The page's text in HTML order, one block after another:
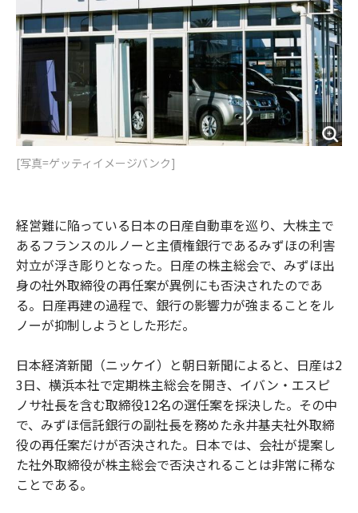
[写真=ゲッティイメージバンク]
経営難に陥っている日本の日産自動車を巡り、大株主で
あるフランスのルノーと主債権銀行であるみずほの利害
対立が浮き彫りとなった。日産の株主総会で、みずほ出
身の社外取締役の再任案が異例にも否決されたのであ
る。日産再建の過程で、銀行の影響力が強まることをル
ノーが抑制しようとした形だ。
日本経済新聞（ニッケイ）と朝日新聞によると、日産は2
3日、横浜本社で定期株主総会を開き、イバン・エスピ
ノサ社長を含む取締役12名の選任案を採決した。その中
で、みずほ信託銀行の副社長を務めた永井基夫社外取締
役の再任案だけが否決された。日本では、会社が提案し
た社外取締役が株主総会で否決されることは非常に稀な
ことである。